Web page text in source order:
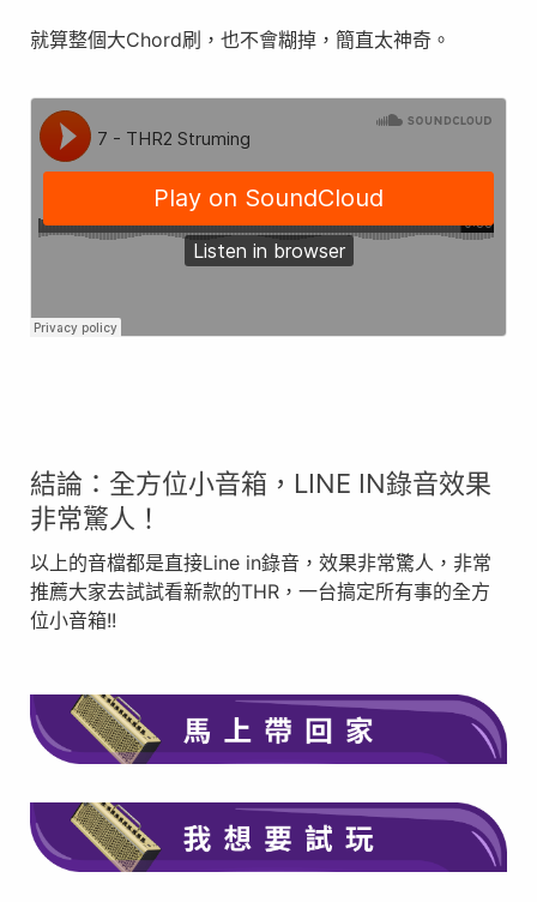
就算整個大Chord刷，也不會糊掉，簡直太神奇。
結論：全方位小音箱，LINE IN錄音效果
非常驚人！
以上的音檔都是直接Line in錄音，效果非常驚人，非常
推薦大家去試試看新款的THR，一台搞定所有事的全方
位小音箱!!
在此點擊
在此點擊